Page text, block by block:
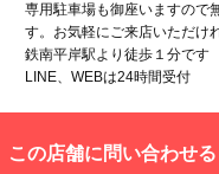
専用駐車場も御座いますので
す。お気軽にご来店いただ
鉄南平岸駅より徒歩１分です
LINE、WEBは24時間受付
この店舗に問い合わせる